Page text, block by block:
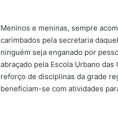
Meninos e meninas, sempre
carimbados pela secretaria
ninguém seja enganado por
abraçado pela Escola Urbano
reforço de disciplinas da grade
beneficiam-se com atividades